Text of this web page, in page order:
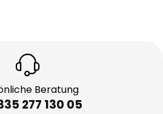
Beratung
277 130 05